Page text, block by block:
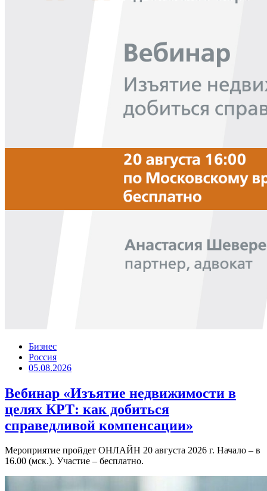
Бизнес
Россия
05.08.2026
Вебинар «Изъятие недвижимости в
целях КРТ: как добиться
справедливой компенсации»
Мероприятие пройдет ОНЛАЙН 20 августа 2026 г. Начало – в
16.00 (мск.). Участие – бесплатно.